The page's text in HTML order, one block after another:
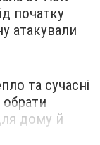
початку
атакували
та сучасні
обрати
дому й